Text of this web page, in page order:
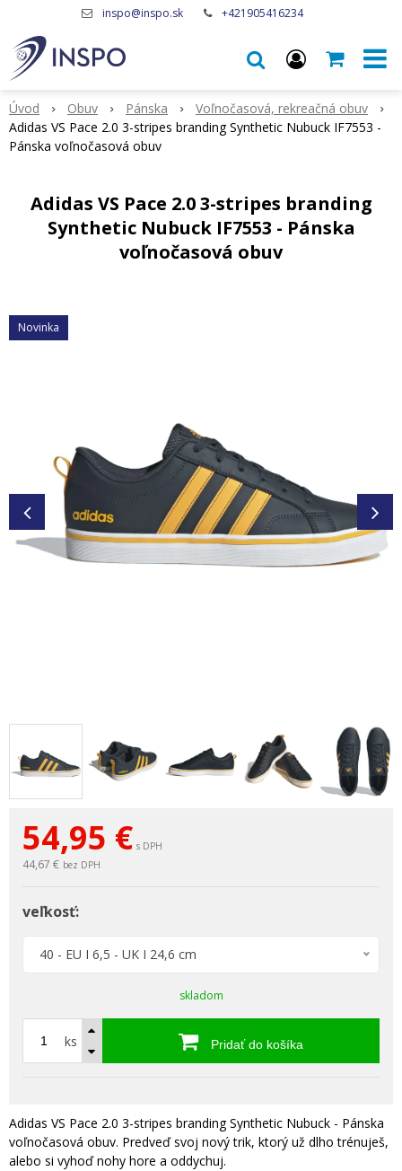
inspo@inspo.sk +421905416234
Úvod Obuv Pánska
Voľnočasová, rekreačná obuv
Adidas VS Pace 2.0 3-stripes branding Synthetic Nubuck IF7553 -
Pánska voľnočasová obuv
Adidas VS Pace 2.0 3-stripes branding
Synthetic Nubuck IF7553 - Pánska
voľnočasová obuv
Novinka
54,95 € s DPH
44,67 € bez DPH
veľkosť:
40 - EU I 6,5 - UK I 24,6 cm
skladom
ks Pridať do košíka
Adidas VS Pace 2.0 3-stripes branding Synthetic Nubuck - Pánska
voľnočasová obuv. Predveď svoj nový trik, ktorý už dlho trénuješ,
alebo si vyhoď nohy hore a oddychuj.